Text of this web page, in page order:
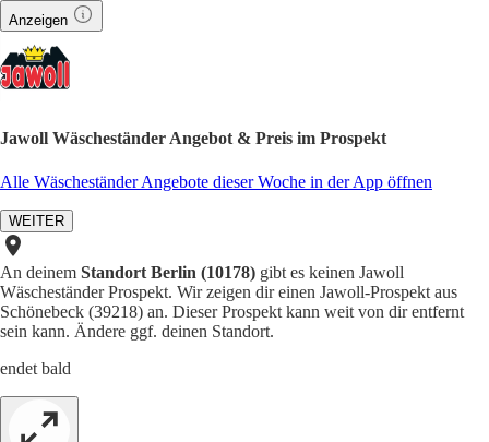
Anzeigen
Jawoll Wäscheständer Angebot & Preis im Prospekt
Alle Wäscheständer Angebote dieser Woche in der App öffnen
WEITER
An deinem Standort Berlin (10178) gibt es keinen Jawoll
Wäscheständer Prospekt. Wir zeigen dir einen Jawoll-Prospekt aus
Schönebeck (39218) an. Dieser Prospekt kann weit von dir entfernt
sein kann. Ändere ggf. deinen Standort.
endet bald